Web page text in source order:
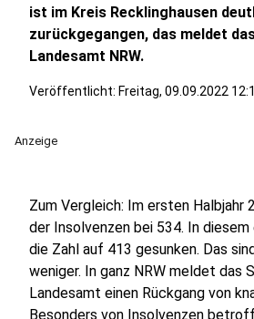
ist im Kreis Recklinghausen
zurückgegangen, das meldet
Landesamt NRW.
Veröffentlicht: Freitag, 09.09.2022
Anzeige
Zum Vergleich: Im ersten Halbjahr
der Insolvenzen bei 534. In
die Zahl auf 413 gesunken. Das
weniger. In ganz NRW meldet das
Landesamt einen Rückgang von
Besonders von Insolvenzen